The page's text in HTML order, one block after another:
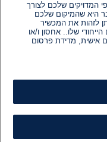
המדויקים שלכם לצורך
היא שהמיקום שלכם
לזהות את המכשיר
שלו.. אחסון ו/או
אישית, מדידת פרסום